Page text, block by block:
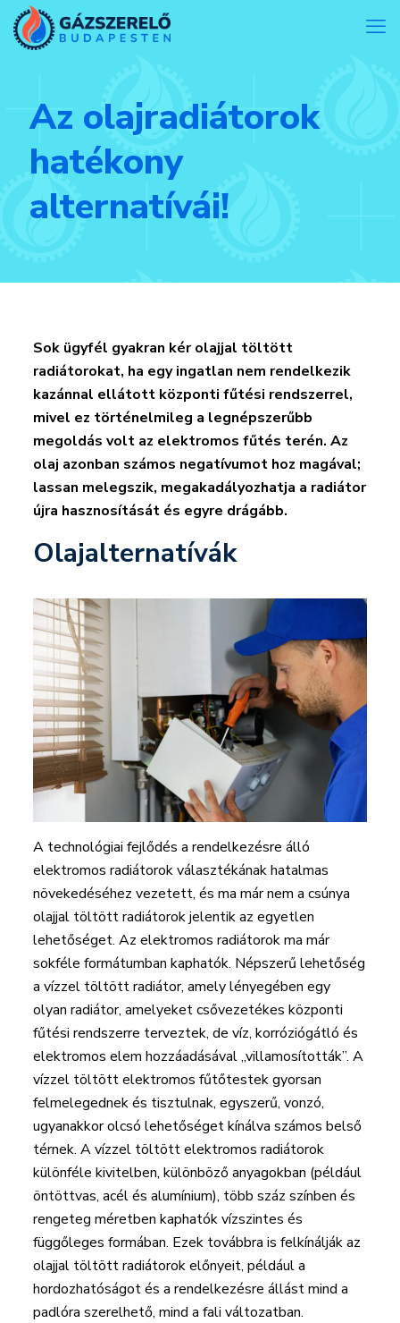
Az olajradiátorok
hatékony
alternatívái!
Sok ügyfél gyakran kér olajjal töltött
radiátorokat, ha egy ingatlan nem rendelkezik
kazánnal ellátott központi fűtési rendszerrel,
mivel ez történelmileg a legnépszerűbb
megoldás volt az elektromos fűtés terén. Az
olaj azonban számos negatívumot hoz magával;
lassan melegszik, megakadályozhatja a radiátor
újra hasznosítását és egyre drágább.
Olajalternatívák
A technológiai fejlődés a rendelkezésre álló
elektromos radiátorok választékának hatalmas
növekedéséhez vezetett, és ma már nem a csúnya
olajjal töltött radiátorok jelentik az egyetlen
lehetőséget. Az elektromos radiátorok ma már
sokféle formátumban kaphatók. Népszerű lehetőség
a vízzel töltött radiátor, amely lényegében egy
olyan radiátor, amelyeket csővezetékes központi
fűtési rendszerre terveztek, de víz, korróziógátló és
elektromos elem hozzáadásával „villamosították”. A
vízzel töltött elektromos fűtőtestek gyorsan
felmelegednek és tisztulnak, egyszerű, vonzó,
ugyanakkor olcsó lehetőséget kínálva számos belső
térnek. A vízzel töltött elektromos radiátorok
különféle kivitelben, különböző anyagokban (például
öntöttvas, acél és alumínium), több száz színben és
rengeteg méretben kaphatók vízszintes és
függőleges formában. Ezek továbbra is felkínálják az
olajjal töltött radiátorok előnyeit, például a
hordozhatóságot és a rendelkezésre állást mind a
padlóra szerelhető, mind a fali változatban.